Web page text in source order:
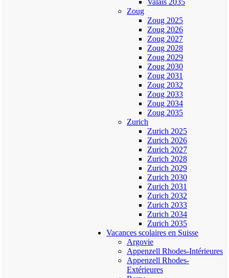
Valais 2035
Zoug
Zoug 2025
Zoug 2026
Zoug 2027
Zoug 2028
Zoug 2029
Zoug 2030
Zoug 2031
Zoug 2032
Zoug 2033
Zoug 2034
Zoug 2035
Zurich
Zurich 2025
Zurich 2026
Zurich 2027
Zurich 2028
Zurich 2029
Zurich 2030
Zurich 2031
Zurich 2032
Zurich 2033
Zurich 2034
Zurich 2035
Vacances scolaires en Suisse
Argovie
Appenzell Rhodes-Intérieures
Appenzell Rhodes-
Extérieures